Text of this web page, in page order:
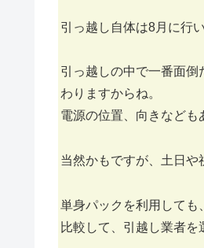
引っ越し自体は8月に行
引っ越しの中で一番面
わりますからね。
電源の位置、向きなども
当然かもですが、土日や
単身パックを利用しても
比較して、引越し業者を